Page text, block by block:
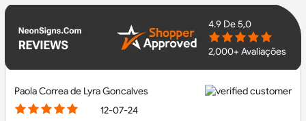
4.9 De 5,0
2,000+ Avaliações
Paola Correa de Lyra Goncalves
12-07-24